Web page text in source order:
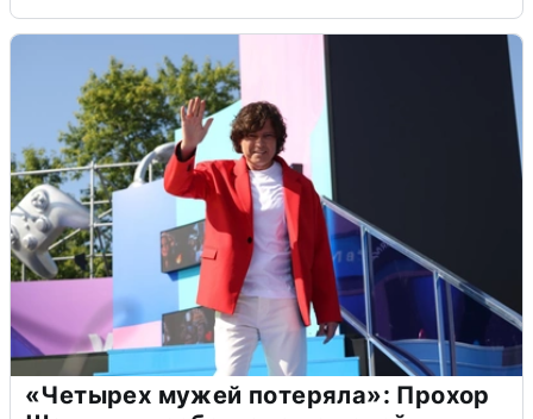
«Четырех мужей потеряла»: Прохор